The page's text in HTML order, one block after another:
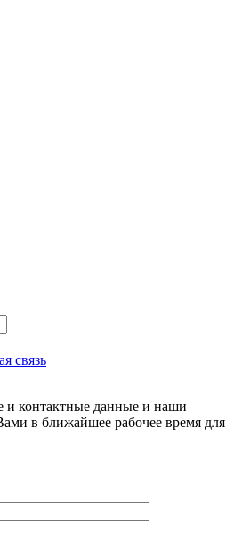
связь
и контактные данные и наши
в ближайшее рабочее время для